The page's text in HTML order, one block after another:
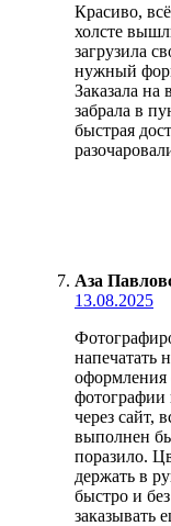
Красиво,
холсте
загрузила
нужный
Заказала
забрала в
быстрая
Аза
13.08.2025
напечатать
оформления
фотографии
через сайт,
выполнен
поразило.
держать в
быстро и
заказывать